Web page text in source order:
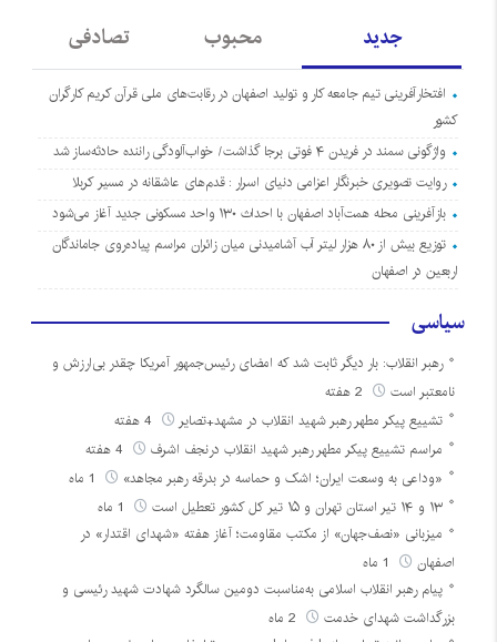
جدید محبوب تصادفی
افتخارآفرینی تیم جامعه کار و تولید اصفهان در رقابت‌های ملی قرآن کریم کارگران
کشور
واژگونی سمند در فریدن ۴ فوتی برجا گذاشت/ خواب‌آلودگی راننده حادثه‌ساز شد
روایت تصویری خبرنگار اعزامی دنیای اسرار : قدم‌های عاشقانه در مسیر کربلا
بازآفرینی محله همت‌آباد اصفهان با احداث ۱۳۰ واحد مسکونی جدید آغاز می‌شود
توزیع بیش از ۸۰ هزار لیتر آب آشامیدنی میان زائران مراسم پیاده‌روی جاماندگان
اربعین در اصفهان
سیاسی
رهبر انقلاب: بار دیگر ثابت شد که امضای رئیس‌جمهور آمریکا چقدر بی‌ارزش و
نامعتبر است
تشییع پیکر مطهر رهبر شهید انقلاب در مشهد+تصایر
مراسم تشییع پیکر مطهر رهبر شهید انقلاب درنجف اشرف
«وداعی به وسعت ایران؛ اشک و حماسه در بدرقه رهبر مجاهد»
۱۳ و ۱۴ تیر استان تهران و ۱۵ تیر کل کشور تعطیل است
میزبانی «نصف‌جهان» از مکتب مقاومت؛ آغاز هفته «شهدای اقتدار» در
اصفهان
پیام رهبر انقلاب اسلامی به‌مناسبت دومین سالگرد شهادت شهید رئیسی و
بزرگداشت شهدای خدمت